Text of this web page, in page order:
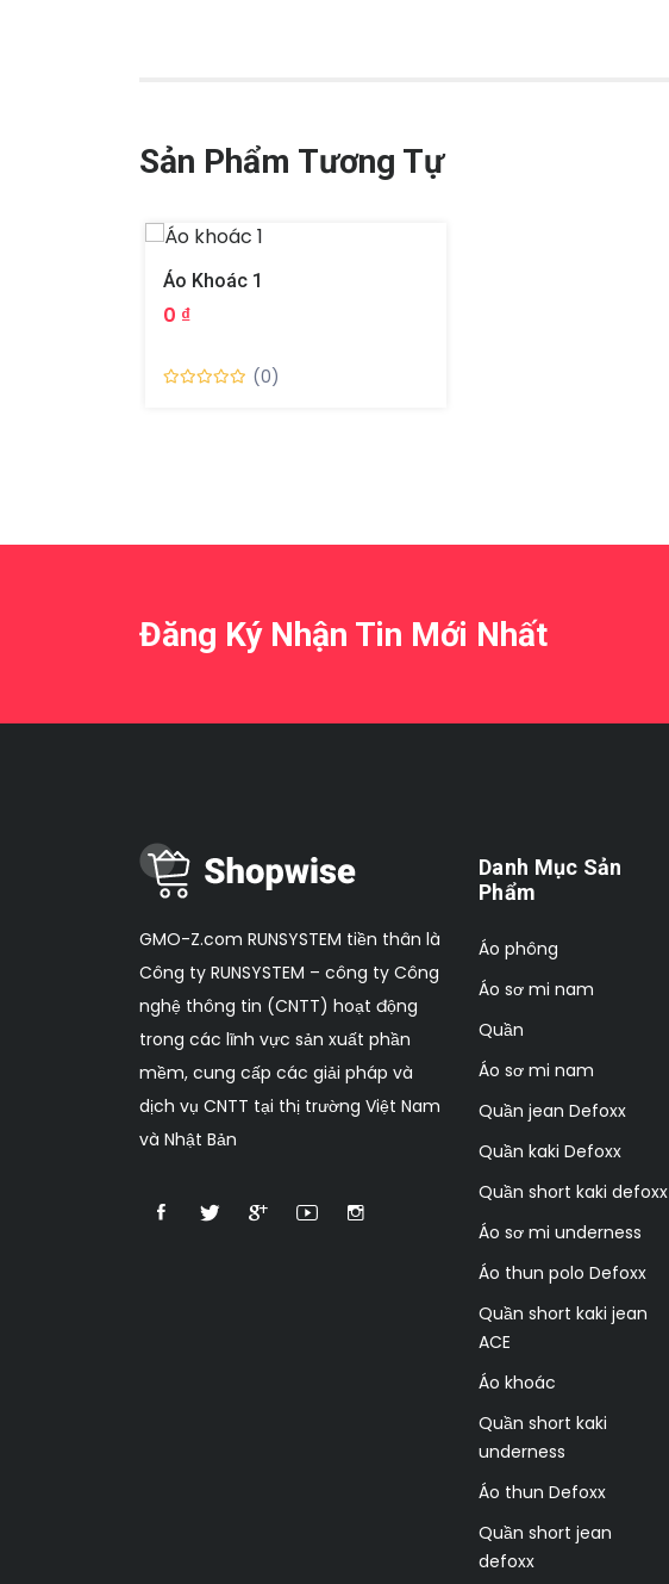
Sản Phẩm Tương Tự
Áo Khoác 1
0 ₫
(0)
Đăng Ký Nhận Tin Mới Nhất
GMO-Z.com RUNSYSTEM tiền thân là
Công ty RUNSYSTEM – công ty Công
nghệ thông tin (CNTT) hoạt động
trong các lĩnh vực sản xuất phần
mềm, cung cấp các giải pháp và
dịch vụ CNTT tại thị trường Việt Nam
và Nhật Bản
Danh Mục Sản
Phẩm
Áo phông
Áo sơ mi nam
Quần
Áo sơ mi nam
Quần jean Defoxx
Quần kaki Defoxx
Quần short kaki defoxx
Áo sơ mi underness
Áo thun polo Defoxx
Quần short kaki jean
ACE
Áo khoác
Quần short kaki
underness
Áo thun Defoxx
Quần short jean
defoxx